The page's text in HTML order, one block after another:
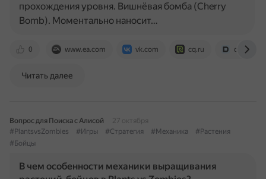
0 www.ea.com vk.com cq.ru dtf.ru
прохождения уровня. Вишнёвая бомба (Cherry
Bomb). Моментально наносит…
Читать далее
Вопрос для Поиска с Алисой
27 октября
#PlantsvsZombies
#Игры #Стратегия #Механика
#Растения
#Бойцы
В чем особенности механики выращивания